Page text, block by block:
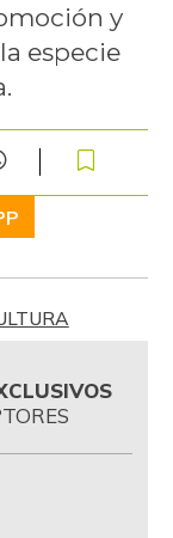
y
especie